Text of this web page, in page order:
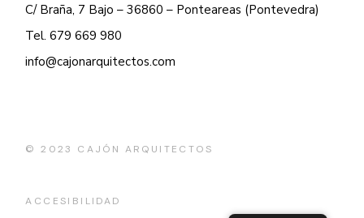
C/ Braña, 7 Bajo – 36860 – Ponteareas (Pontevedra)
Tel. 679 669 980
info@cajonarquitectos.com
© 2023 CAJÓN ARQUITECTOS
ACCESIBILIDAD